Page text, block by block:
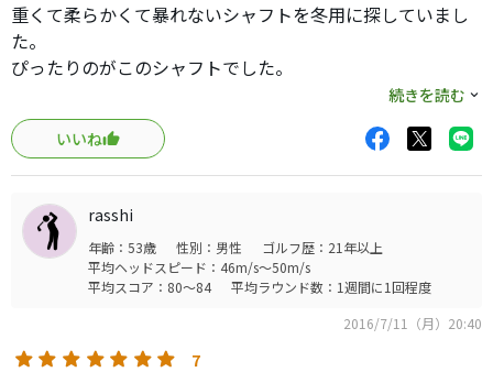
重くて柔らかくて暴れないシャフトを冬用に探していまし
た。
ぴったりのがこのシャフトでした。
Ｍ３のヘッドで４５．７５インチ・３３０ｇ・２４１ｃｐ
ｍ・トルク２．８〜３．２で組みました。
飛びは馬鹿っ飛びはありませんが、非常にコンスタントで
安定しています。
柔らかい割にはトルクが少ないので非常に扱いやすく、振
った分だけ飛距離に反映する素直なシャフトです。
もう８年ほど前のシャフトですが、ネットで非常に安く購
入できて大変満足しております。
続きを読む
いいね
rasshi
年齢：53歳 性別：男性
ゴルフ歴：21年以上
平均ヘッドスピード：46m/s～50m/s
平均スコア：80～84
平均ラウンド数：1週間に1回程度
2016/7/11（月）20:40
7